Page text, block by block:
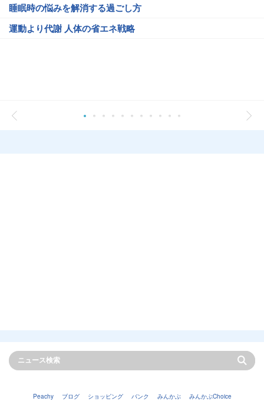
睡眠時の悩みを解消する過ごし方
運動より代謝 人体の省エネ戦略
Peachy ブログ ショッピング バンク みんかぶ
みんかぶChoice